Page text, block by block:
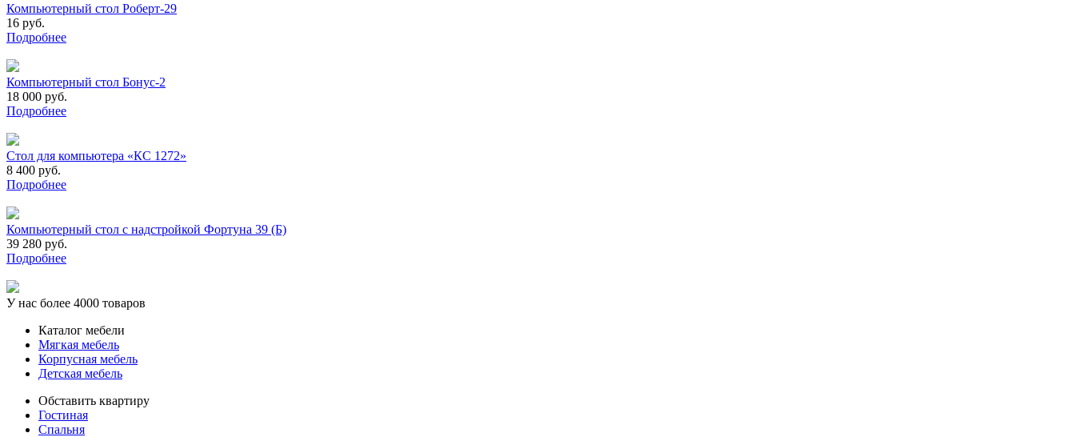
Компьютерный стол Роберт-29
16 руб.
Подробнее
Компьютерный стол Бонус-2
18 000 руб.
Подробнее
Стол для компьютера «КС 1272»
8 400 руб.
Подробнее
Компьютерный стол с надстройкой Фортуна 39 (Б)
39 280 руб.
Подробнее
У нас более 4000 товаров
Каталог мебели
Мягкая мебель
Корпусная мебель
Детская мебель
Обставить квартиру
Гостиная
Спальня